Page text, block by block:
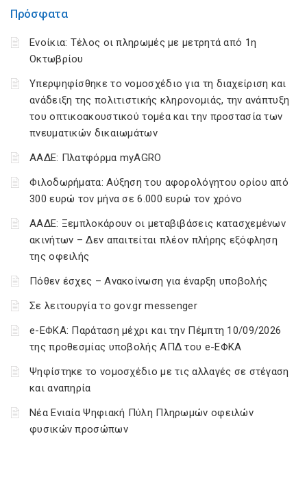
Πρόσφατα
Ενοίκια: Τέλος οι πληρωμές με μετρητά από 1η
Οκτωβρίου
Υπερψηφίσθηκε το νομοσχέδιο για τη διαχείριση και
ανάδειξη της πολιτιστικής κληρονομιάς, την ανάπτυξη
του οπτικοακουστικού τομέα και την προστασία των
πνευματικών δικαιωμάτων
ΑΑΔΕ: Πλατφόρμα myAGRO
Φιλοδωρήματα: Αύξηση του αφορολόγητου ορίου από
300 ευρώ τον μήνα σε 6.000 ευρώ τον χρόνο
ΑΑΔΕ: Ξεμπλοκάρουν οι μεταβιβάσεις κατασχεμένων
ακινήτων – Δεν απαιτείται πλέον πλήρης εξόφληση
της οφειλής
Πόθεν έσχες – Ανακοίνωση για έναρξη υποβολής
Σε λειτουργία το gov.gr messenger
e-ΕΦΚΑ: Παράταση μέχρι και την Πέμπτη 10/09/2026
της προθεσμίας υποβολής ΑΠΔ του e-ΕΦΚΑ
Ψηφίστηκε το νομοσχέδιο με τις αλλαγές σε στέγαση
και αναπηρία
Νέα Ενιαία Ψηφιακή Πύλη Πληρωμών οφειλών
φυσικών προσώπων